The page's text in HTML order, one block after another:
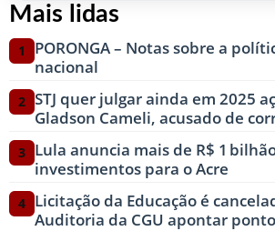
Mais lidas
1
PORONGA – Notas sobre a
nacional
2 STJ quer julgar ainda em 2025
Gladson Cameli, acusado de
3 Lula anuncia mais de R$ 1
investimentos para o Acre
4 Licitação da Educação é
Auditoria da CGU apontar